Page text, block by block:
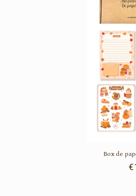
Box de